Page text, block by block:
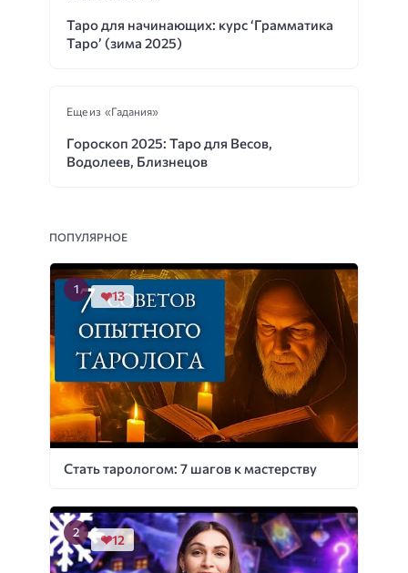
Таро для начинающих: курс ‘Грамматика
Таро’ (зима 2025)
Еще из «Гадания»
Гороскоп 2025: Таро для Весов,
Водолеев, Близнецов
ПОПУЛЯРНОЕ
Стать тарологом: 7 шагов к мастерству
13
12